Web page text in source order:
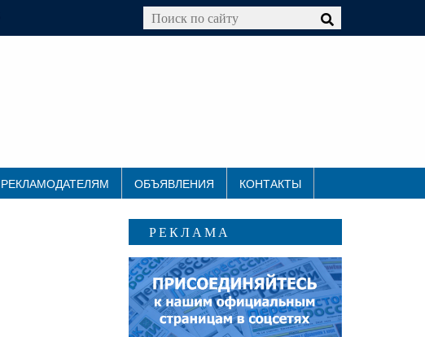
РЕКЛАМОДАТЕЛЯМ ОБЪЯВЛЕНИЯ КОНТАКТЫ
РЕКЛАМА